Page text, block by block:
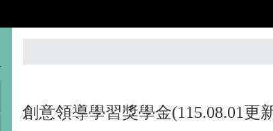
創意領導學習獎學金(115.08.01更